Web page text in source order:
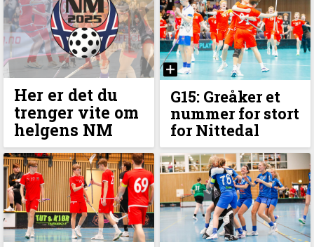
Her er det du
trenger vite om
helgens NM
G15: Greåker et
nummer for stort
for Nittedal